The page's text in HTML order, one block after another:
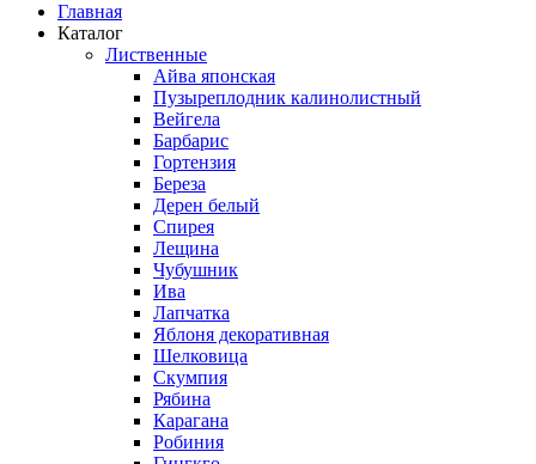
Главная
Каталог
Лиственные
Айва японская
Пузыреплодник калинолистный
Вейгела
Барбарис
Гортензия
Береза
Дерен белый
Спирея
Лещина
Чубушник
Ива
Лапчатка
Яблоня декоративная
Шелковица
Скумпия
Рябина
Карагана
Робиния